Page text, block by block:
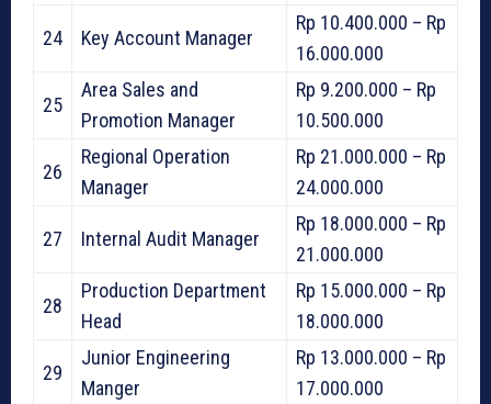
24 Key Account Manager
Rp 10.400.000 – Rp
16.000.000
25
Area Sales and
Promotion Manager
Rp 9.200.000 – Rp
10.500.000
26
Regional Operation
Manager
Rp 21.000.000 – Rp
24.000.000
27 Internal Audit Manager
Rp 18.000.000 – Rp
21.000.000
28
Production Department
Head
Rp 15.000.000 – Rp
18.000.000
29
Junior Engineering
Manger
Rp 13.000.000 – Rp
17.000.000